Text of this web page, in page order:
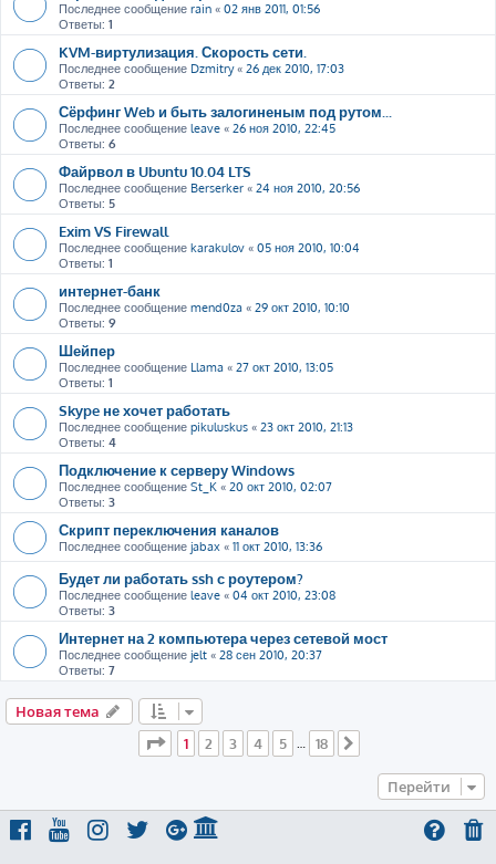
Последнее сообщение rain « 02 янв 2011, 01:56
Ответы: 1
KVM-виртулизация. Скорость сети.
Последнее сообщение Dzmitry« 26 дек 2010, 17:03
Ответы: 2
Сёрфинг Web и быть залогиненым под рутом...
Последнее сообщение leave « 26 ноя 2010, 22:45
Ответы: 6
Файрвол в Ubuntu 10.04 LTS
Последнее сообщение Berserker « 24 ноя 2010, 20:56
Ответы: 5
Exim VS Firewall
Последнее сообщение karakulov « 05 ноя 2010, 10:04
Ответы: 1
интернет-банк
Последнее сообщение mend0za « 29 окт 2010, 10:10
Ответы: 9
Шейпер
Последнее сообщение Llama « 27 окт 2010, 13:05
Ответы: 1
Skype не хочет работать
Последнее сообщение pikuluskus « 23 окт 2010, 21:13
Ответы: 4
Подключение к серверу Windows
Последнее сообщение St_K « 20 окт 2010, 02:07
Ответы: 3
Скрипт переключения каналов
Последнее сообщение jabax « 11 окт 2010, 13:36
Будет ли работать ssh с роутером?
Последнее сообщение leave « 04 окт 2010, 23:08
Ответы: 3
Интернет на 2 компьютера через сетевой мост
Последнее сообщение jelt « 28 сен 2010, 20:37
Ответы: 7
Новая тема
Страница
из 18
1 2 3 4 5 … 18
Перейти